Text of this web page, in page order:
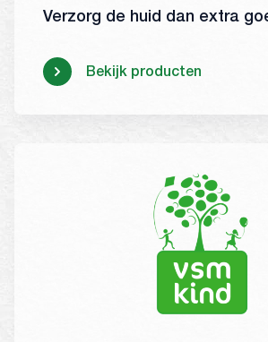
Verzorg de huid dan extra
Bekijk producten